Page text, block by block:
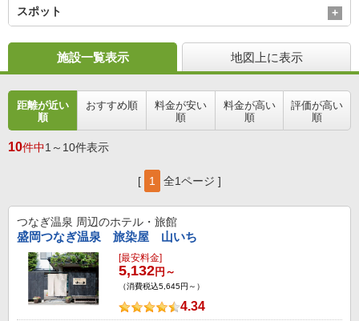
スポット
施設一覧表示 地図上に表示
距離が近い
順
おすすめ順
料金が安い
順
料金が高い
順
評価が高い
順
10件中1～10件表示
[ 1 全1ページ ]
つなぎ温泉 周辺のホテル・旅館
盛岡つなぎ温泉 旅染屋 山いち
[最安料金]
5,132円～
（消費税込5,645円～）
4.34